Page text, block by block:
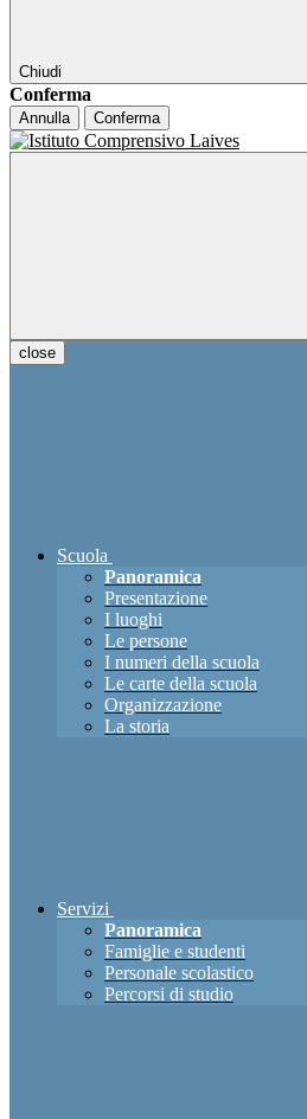
Chiudi
Conferma
Annulla Conferma
close
Scuola
Panoramica
Presentazione
I luoghi
Le persone
I numeri della scuola
Le carte della scuola
Organizzazione
La storia
Servizi
Panoramica
Famiglie e studenti
Personale scolastico
Percorsi di studio